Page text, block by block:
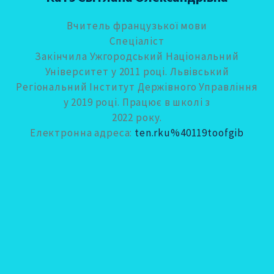
Вчитель французької мови
Спеціаліст
Закінчила Ужгородський Національний
Університет у 2011 році. Львівський
Регіональний Інститут Держівного Управління
у 2019 році. Працює в школі з
2022 року.
Електронна адреса: ten.rku%40119toofgib